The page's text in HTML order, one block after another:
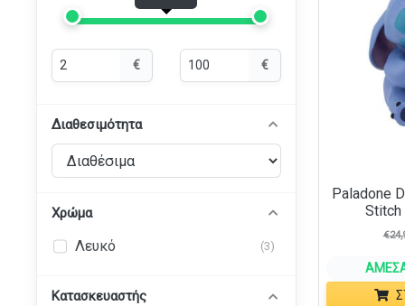
Paladone
Stitch
€
Ελάχιστη
τιμή
€
Μέγιστη
τιμή
€
Διαθεσιμότητα
Χρώμα
Λευκό (3)
Κατασκευαστής